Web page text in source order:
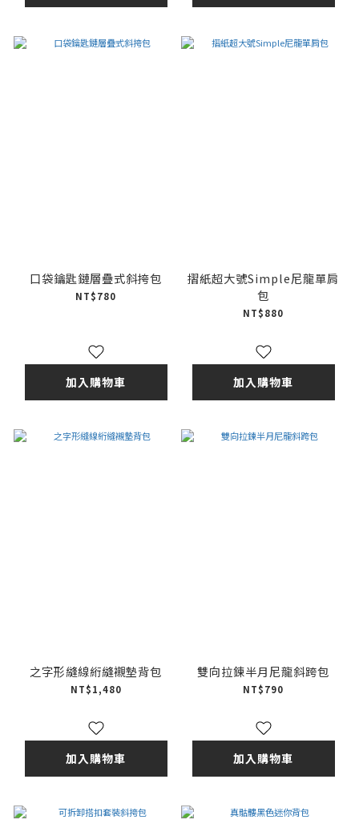
口袋鑰匙鏈層疊式斜挎包
NT$780
加入購物車
摺紙超大號Simple尼龍單肩
包
NT$880
加入購物車
之字形縫線絎縫襯墊背包
NT$1,480
加入購物車
雙向拉鍊半月尼龍斜跨包
NT$790
加入購物車